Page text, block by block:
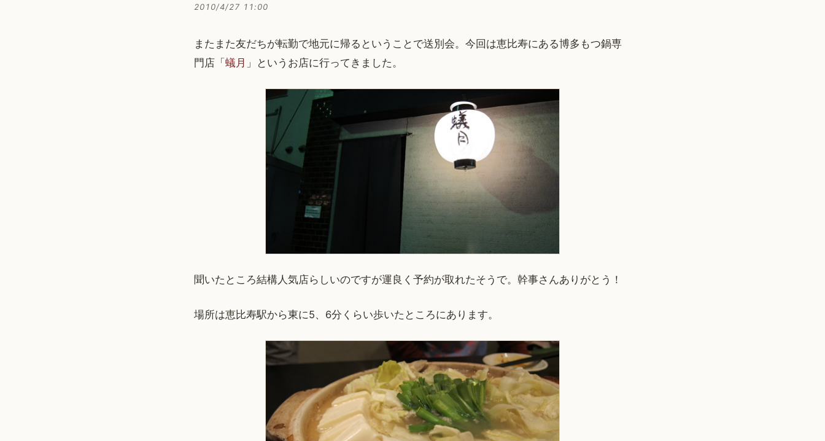
2010/4/27 11:00
またまた友だちが転勤で地元に帰るということで送別会。今回は恵比寿にある博多もつ鍋専
門店「 蟻月 」というお店に行ってきました。
聞いたところ結構人気店らしいのですが運良く予約が取れたそうで。幹事さんありがとう！
場所は恵比寿駅から東に5、6分くらい歩いたところにあります。